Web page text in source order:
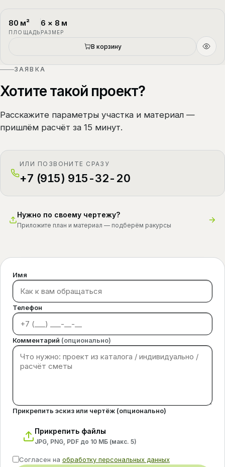
П-4
80 м²
ПЛОЩАДЬ
6 × 8 м
РАЗМЕР
В корзину
ЗАЯВКА
Хотите такой проект?
Расскажите параметры участка и материал —
пришлём расчёт за 15 минут.
ИЛИ ПОЗВОНИТЕ СРАЗУ
+7 (915) 915-32-20
Нужно по своему чертежу?
Приложите план и материал — подберём ракурсы
Имя
Телефон
Комментарий (опционально)
Прикрепить эскиз или чертёж (опционально)
Прикрепить файлы
JPG, PNG, PDF до 10 МБ (макс. 5)
Согласен на обработку персональных данных